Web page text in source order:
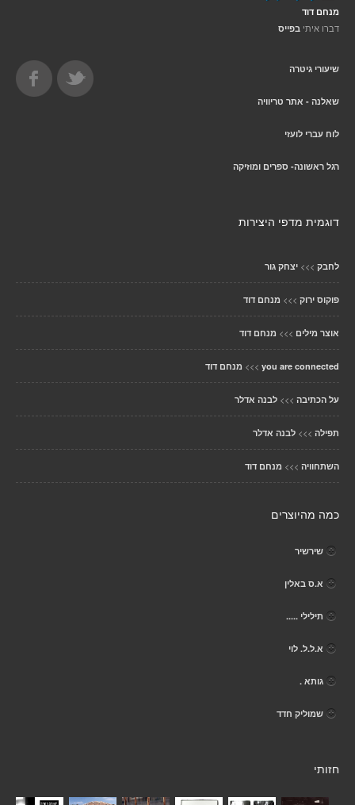
מנחם דוד
דברו איתי בפייס
שיעורי גיטרה
שאלנה - אתר טריוויה
לוח עברי לועזי
רגל ראשונה- ספרים ומוזיקה
דוגמית מדפי היצירות
לחבק >>> יצחק גור
פוקוס ירוק >>> מנחם דוד
אוצר מילים >>> מנחם דוד
you are connected
>>> מנחם דוד
על הכתיבה >>> לבנה אדלר
תפילה >>> לבנה אדלר
השתחוויה >>> מנחם דוד
כמה מהיוצרים
שירשיר
א.ס באלין
תילילי .....
א.ל.ל. לוי
גותא .
שמוליק חדד
חזותי